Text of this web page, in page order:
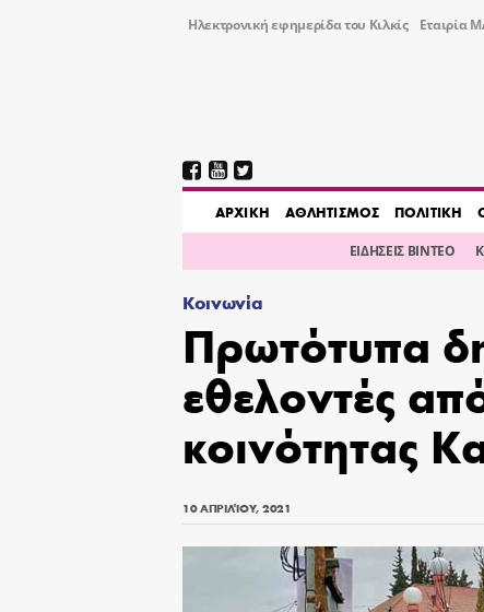
Ηλεκτρονική εφημερίδα του Κιλκίς Εταιρία
AΡΧΙΚΗ ΑΘΛΗΤΙΣΜΟΣ ΠΟΛΙΤΙΚΗ
ΕΙΔΗΣΕΙΣ ΒΙΝΤΕΟ
Κοινωνία
Πρωτότυπα
εθελοντές
κοινότητας
10 ΑΠΡΙΛΊΟΥ, 2021